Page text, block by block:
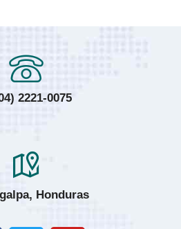
2221-0075
Honduras